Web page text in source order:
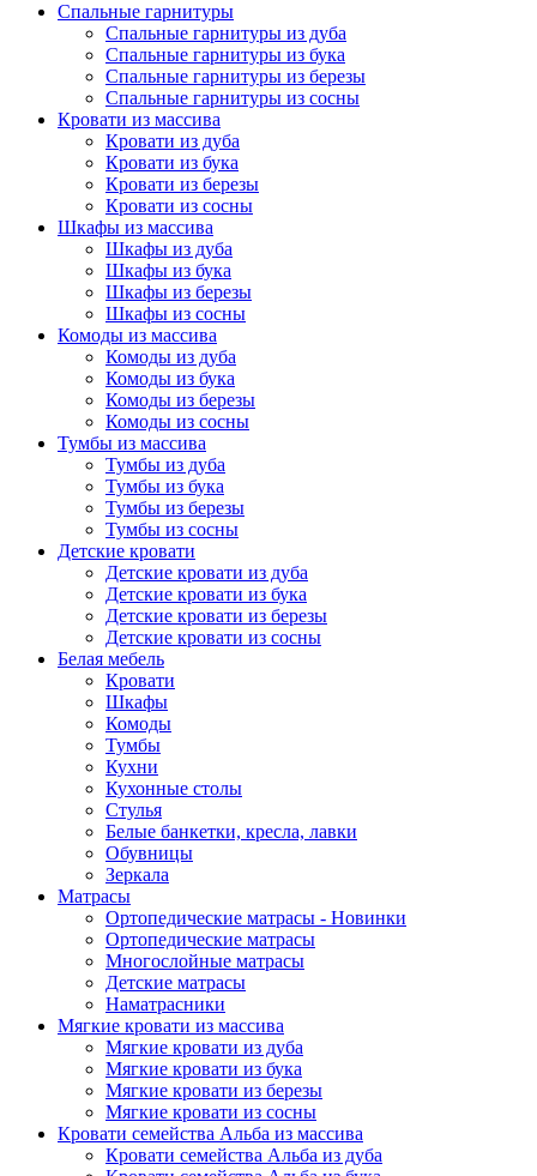
Спальные гарнитуры
Спальные гарнитуры из дуба
Спальные гарнитуры из бука
Спальные гарнитуры из березы
Спальные гарнитуры из сосны
Кровати из массива
Кровати из дуба
Кровати из бука
Кровати из березы
Кровати из сосны
Шкафы из массива
Шкафы из дуба
Шкафы из бука
Шкафы из березы
Шкафы из сосны
Комоды из массива
Комоды из дуба
Комоды из бука
Комоды из березы
Комоды из сосны
Тумбы из массива
Тумбы из дуба
Тумбы из бука
Тумбы из березы
Тумбы из сосны
Детские кровати
Детские кровати из дуба
Детские кровати из бука
Детские кровати из березы
Детские кровати из сосны
Белая мебель
Кровати
Шкафы
Комоды
Тумбы
Кухни
Кухонные столы
Стулья
Белые банкетки, кресла, лавки
Обувницы
Зеркала
Матрасы
Ортопедические матрасы - Новинки
Ортопедические матрасы
Многослойные матрасы
Детские матрасы
Наматрасники
Мягкие кровати из массива
Мягкие кровати из дуба
Мягкие кровати из бука
Мягкие кровати из березы
Мягкие кровати из сосны
Кровати семейства Альба из массива
Кровати семейства Альба из дуба